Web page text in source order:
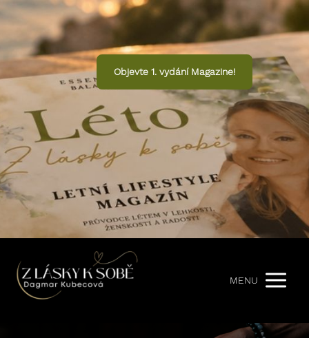
Objevte 1. vydání Magazine!
MENU